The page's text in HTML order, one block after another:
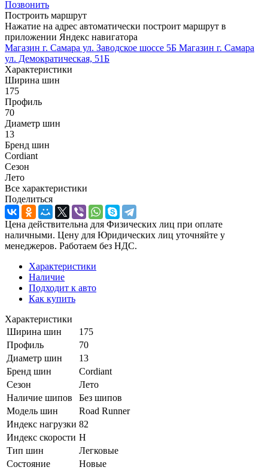
Позвонить
Построить маршрут
Нажатие на адрес автоматически построит маршрут в
приложении Яндекс навигатора
Магазин г. Самара ул. Заводское шоссе 5Б Магазин г. Самара
ул. Демократическая, 51Б
Характеристики
Ширина шин
175
Профиль
70
Диаметр шин
13
Бренд шин
Cordiant
Сезон
Лето
Все характеристики
Поделиться
Цена действительна для Физических лиц при оплате
наличными. Цену для Юридических лиц уточняйте у
менеджеров. Работаем без НДС.
Характеристики
Наличие
Подходит к авто
Как купить
Характеристики
Ширина шин
175
Профиль
70
Диаметр шин
13
Бренд шин
Cordiant
Сезон
Лето
Наличие шипов
Без шипов
Модель шин
Road Runner
Индекс нагрузки 82
Индекс скорости H
Тип шин
Легковые
Состояние
Новые